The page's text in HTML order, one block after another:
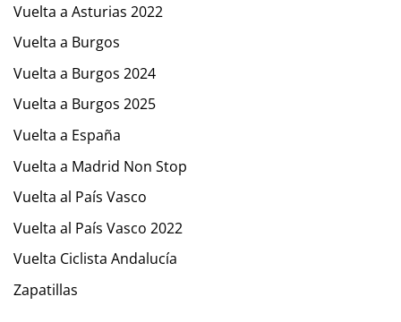
Vuelta a Asturias 2022
Vuelta a Burgos
Vuelta a Burgos 2024
Vuelta a Burgos 2025
Vuelta a España
Vuelta a Madrid Non Stop
Vuelta al País Vasco
Vuelta al País Vasco 2022
Vuelta Ciclista Andalucía
Zapatillas